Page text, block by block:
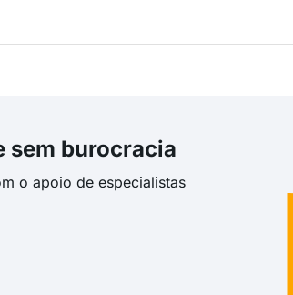
sem burocracia
o apoio de especialistas